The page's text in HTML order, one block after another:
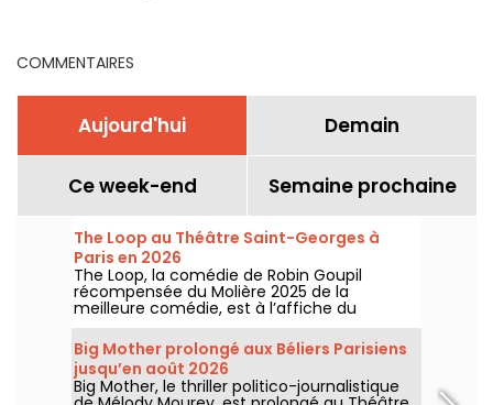
COMMENTAIRES
Aujourd'hui Demain
Ce week-end Semaine prochaine
The Loop au Théâtre Saint-Georges à
Paris en 2026
The Loop, la comédie de Robin Goupil
récompensée du Molière 2025 de la
meilleure comédie, est à l’affiche du
Théâtre Saint-Georges à Paris jusqu’au 15
novembre 2026.
Big Mother prolongé aux Béliers Parisiens
jusqu’en août 2026
Big Mother, le thriller politico-journalistique